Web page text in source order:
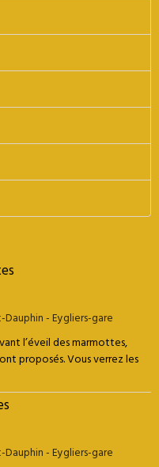
- Eygliers-gare
l’éveil des marmottes,
proposés. Vous verrez les
- Eygliers-gare